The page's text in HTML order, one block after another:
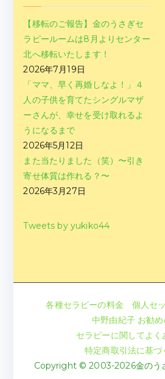
【移転のご報告】金のうさぎセ
ラピールームは8月よりセンター
北へ移転いたします！
2026年7月19日
「ママ、早く再婚しなよ！」４
人の子供を育てたシングルマザ
ーさんが、幸せを受け取れるよ
うになるまで
2026年5月12日
また当たりました（笑）〜引き
寄せ体質は作れる？〜
2026年3月27日
Tweets by yukiko44
各種セラピーの料金
個人セ
中野由紀子 お勧
セラピーに関してよく
特定商取引法に基づ
Copyright © 2003-2026金のう